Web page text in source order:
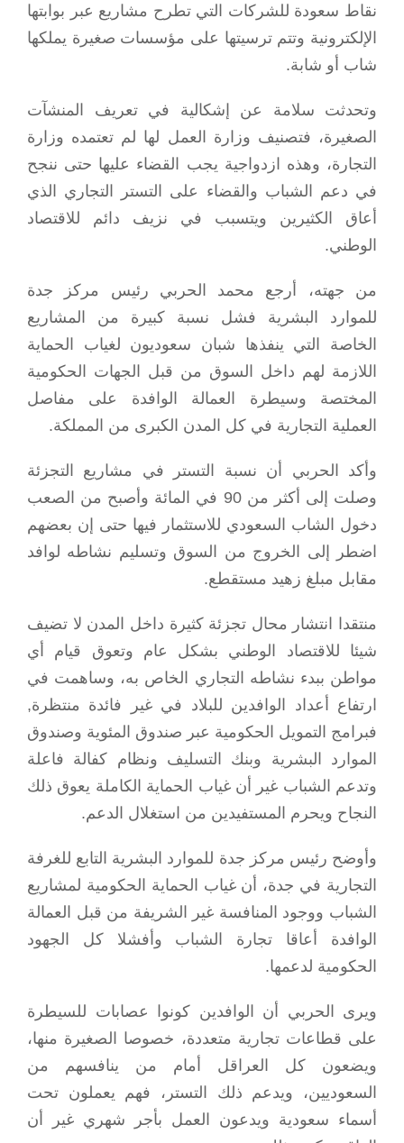
نقاط سعودة للشركات التي تطرح مشاريع عبر بوابتها
الإلكترونية وتتم ترسيتها على مؤسسات صغيرة يملكها
شاب أو شابة.
وتحدثت سلامة عن إشكالية في تعريف المنشآت
الصغيرة، فتصنيف وزارة العمل لها لم تعتمده وزارة
التجارة، وهذه ازدواجية يجب القضاء عليها حتى ننجح
في دعم الشباب والقضاء على التستر التجاري الذي
أعاق الكثيرين ويتسبب في نزيف دائم للاقتصاد
الوطني.
من جهته، أرجع محمد الحربي رئيس مركز جدة
للموارد البشرية فشل نسبة كبيرة من المشاريع
الخاصة التي ينفذها شبان سعوديون لغياب الحماية
اللازمة لهم داخل السوق من قبل الجهات الحكومية
المختصة وسيطرة العمالة الوافدة على مفاصل
العملية التجارية في كل المدن الكبرى من المملكة.
وأكد الحربي أن نسبة التستر في مشاريع التجزئة
وصلت إلى أكثر من 90 في المائة وأصبح من الصعب
دخول الشاب السعودي للاستثمار فيها حتى إن بعضهم
اضطر إلى الخروج من السوق وتسليم نشاطه لوافد
مقابل مبلغ زهيد مستقطع.
منتقدا انتشار محال تجزئة كثيرة داخل المدن لا تضيف
شيئا للاقتصاد الوطني بشكل عام وتعوق قيام أي
مواطن ببدء نشاطه التجاري الخاص به، وساهمت في
ارتفاع أعداد الوافدين للبلاد في غير فائدة منتظرة,
فبرامج التمويل الحكومية عبر صندوق المئوية وصندوق
الموارد البشرية وبنك التسليف ونظام كفالة فاعلة
وتدعم الشباب غير أن غياب الحماية الكاملة يعوق ذلك
النجاح ويحرم المستفيدين من استغلال الدعم.
وأوضح رئيس مركز جدة للموارد البشرية التابع للغرفة
التجارية في جدة، أن غياب الحماية الحكومية لمشاريع
الشباب ووجود المنافسة غير الشريفة من قبل العمالة
الوافدة أعاقا تجارة الشباب وأفشلا كل الجهود
الحكومية لدعمها.
ويرى الحربي أن الوافدين كونوا عصابات للسيطرة
على قطاعات تجارية متعددة، خصوصا الصغيرة منها،
ويضعون كل العراقل أمام من ينافسهم من
السعوديين، ويدعم ذلك التستر، فهم يعملون تحت
أسماء سعودية ويدعون العمل بأجر شهري غير أن